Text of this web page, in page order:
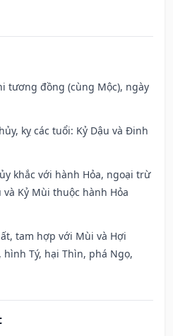
tương đồng (cùng Mộc), ngày
kỵ các tuổi: Kỷ Dậu và Đinh
khắc với hành Hỏa, ngoại trừ
Kỷ Mùi thuộc hành Hỏa
tam hợp với Mùi và Hợi
Tý, hại Thìn, phá Ngọ,